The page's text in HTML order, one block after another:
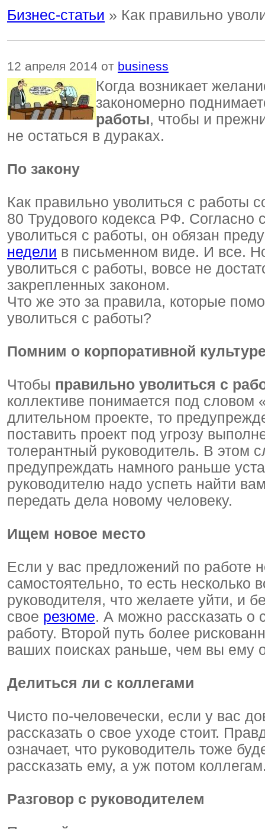
Бизнес-статьи » Как правильно
12 апреля 2014 от business
Когда возникает
закономерно
работы, чтобы и
не остаться в дураках.
По закону
Как правильно уволиться с работы
80 Трудового кодекса РФ.
уволиться с работы, он обязан
недели в письменном виде. И все.
уволиться с работы, вовсе не
закрепленных законом.
Что же это за правила, которые
уволиться с работы?
Помним о корпоративной
Чтобы правильно уволиться с
коллективе понимается под
длительном проекте, то
поставить проект под угрозу
толерантный руководитель. В этом
предупреждать намного раньше
руководителю надо успеть найти
передать дела новому человеку.
Ищем новое место
Если у вас предложений по работе
самостоятельно, то есть
руководителя, что желаете уйти, и
свое резюме. А можно рассказать о
работу. Второй путь более
ваших поисках раньше, чем вы ему
Делиться ли с коллегами
Чисто по-человечески, если у вас
рассказать о свое уходе стоит.
означает, что руководитель тоже
рассказать ему, а уж потом
Разговор с руководителем